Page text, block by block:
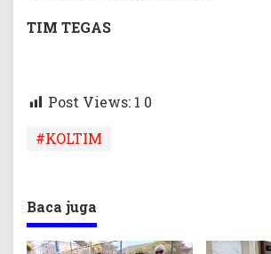
TIM TEGAS
Post Views: 1 0
#KOLTIM
Baca juga